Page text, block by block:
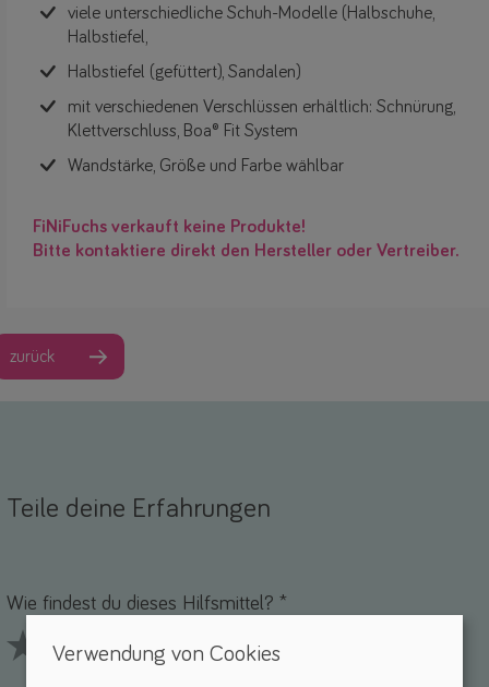
viele unterschiedliche Schuh-Modelle (Halbschuhe,
Halbstiefel,
Halbstiefel (gefüttert), Sandalen)
mit verschiedenen Verschlüssen erhältlich: Schnürung,
Klettverschluss, Boa® Fit System
Wandstärke, Größe und Farbe wählbar
FiNiFuchs verkauft keine Produkte!
Bitte kontaktiere direkt den Hersteller oder Vertreiber.
zurück
Teile deine Erfahrungen
Wie findest du dieses Hilfsmittel? *
Verwendung von Cookies